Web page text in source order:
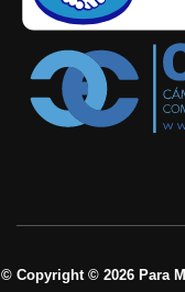
© Copyright © 2026 Para